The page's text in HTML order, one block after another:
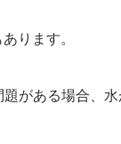
ります。
がある場合、